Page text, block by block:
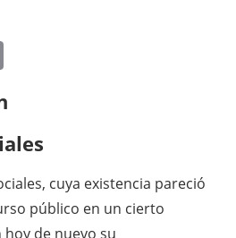
cuya existencia pareció
público en un cierto
de nuevo su